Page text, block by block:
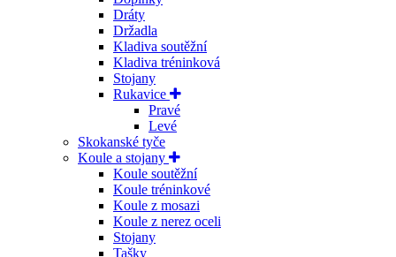
Dráty
Držadla
Kladiva soutěžní
Kladiva tréninková
Stojany
Rukavice
Pravé
Levé
Skokanské tyče
Koule a stojany
Koule soutěžní
Koule tréninkové
Koule z mosazi
Koule z nerez oceli
Stojany
Tašky